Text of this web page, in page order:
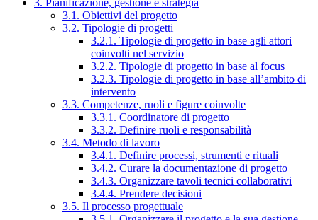
3. Pianificazione, gestione e strategia
3.1. Obiettivi del progetto
3.2. Tipologie di progetti
3.2.1. Tipologie di progetto in base agli attori
coinvolti nel servizio
3.2.2. Tipologie di progetto in base al focus
3.2.3. Tipologie di progetto in base all’ambito di
intervento
3.3. Competenze, ruoli e figure coinvolte
3.3.1. Coordinatore di progetto
3.3.2. Definire ruoli e responsabilità
3.4. Metodo di lavoro
3.4.1. Definire processi, strumenti e rituali
3.4.2. Curare la documentazione di progetto
3.4.3. Organizzare tavoli tecnici collaborativi
3.4.4. Prendere decisioni
3.5. Il processo progettuale